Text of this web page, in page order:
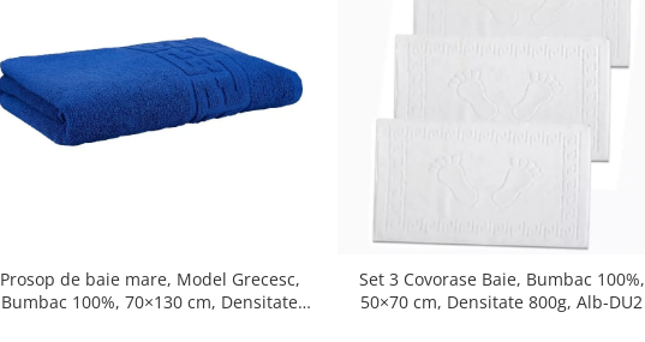
Prosop de baie mare, Model Grecesc,
Bumbac 100%, 70×130 cm, Densitate
Set 3 Covorase Baie, Bumbac 100%,
50×70 cm, Densitate 800g, Alb-DU2